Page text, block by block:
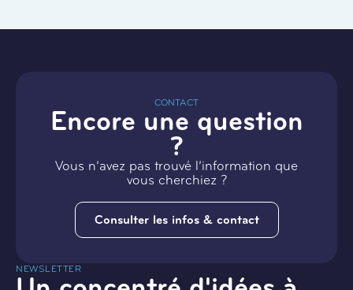
CONTACT
Encore une question
?
Vous n’avez pas trouvé l’information que
vous cherchiez ?
Consulter les infos & contact
NEWSLETTER